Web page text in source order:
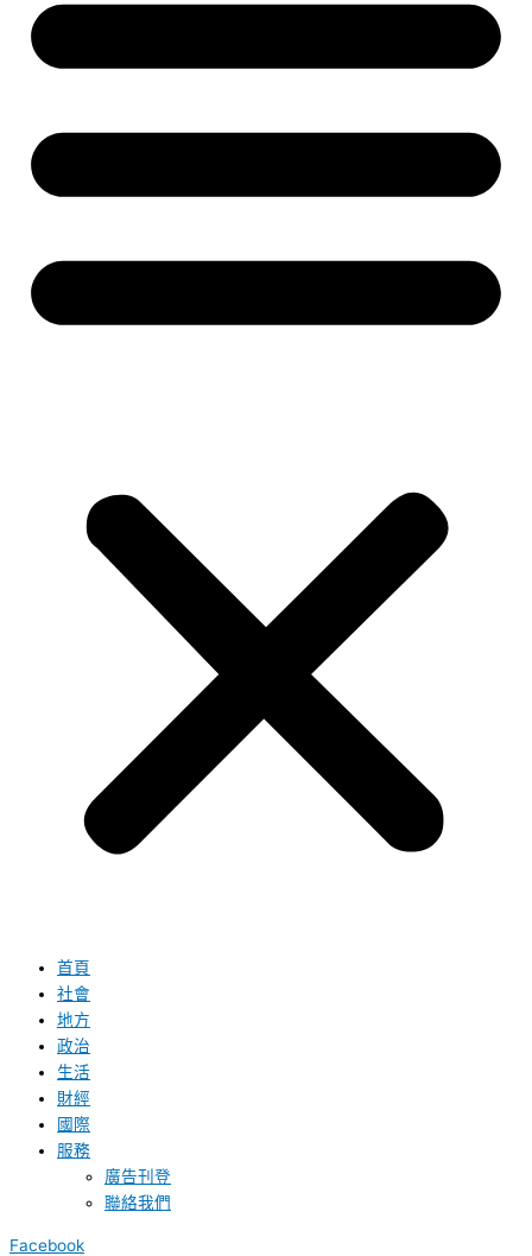
首頁
社會
地方
政治
生活
財經
國際
服務
廣告刊登
聯絡我們
Facebook